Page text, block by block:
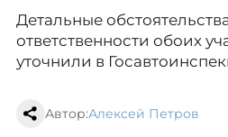
Детальные
ответственности обоих
уточнили в
Автор:Алексей Петров